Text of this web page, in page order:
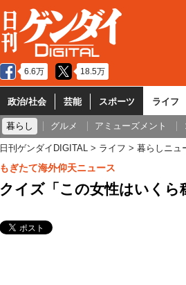
6.6万 18.5万
政治/社会 芸能 スポーツ ライフ
暮らし グルメ アミューズメント
日刊ゲンダイDIGITAL ライフ 暮らしニュ
もぎたて海外仰天ニュース
クイズ「この女性はいく